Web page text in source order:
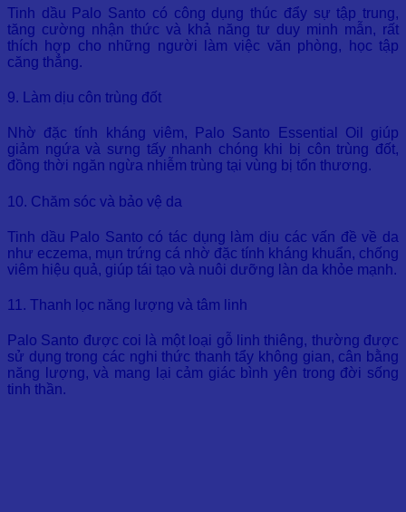
Tinh dầu Palo Santo có công dụng thúc đẩy sự tập trung,
tăng cường nhận thức và khả năng tư duy minh mẫn, rất
thích hợp cho những người làm việc văn phòng, học tập
căng thẳng.
9. Làm dịu côn trùng đốt
Nhờ đặc tính kháng viêm, Palo Santo Essential Oil giúp
giảm ngứa và sưng tấy nhanh chóng khi bị côn trùng đốt,
đồng thời ngăn ngừa nhiễm trùng tại vùng bị tổn thương.
10. Chăm sóc và bảo vệ da
Tinh dầu Palo Santo có tác dụng làm dịu các vấn đề về da
như eczema, mụn trứng cá nhờ đặc tính kháng khuẩn, chống
viêm hiệu quả, giúp tái tạo và nuôi dưỡng làn da khỏe mạnh.
11. Thanh lọc năng lượng và tâm linh
Palo Santo được coi là một loại gỗ linh thiêng, thường được
sử dụng trong các nghi thức thanh tẩy không gian, cân bằng
năng lượng, và mang lại cảm giác bình yên trong đời sống
tinh thần.